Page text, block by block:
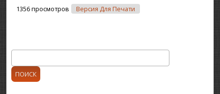
1356 просмотров Версия Для Печати
Форма поиска